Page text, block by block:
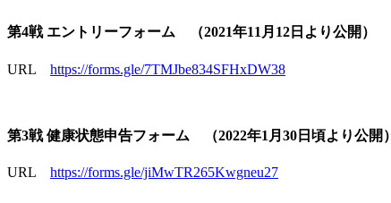
第4戦 エントリーフォーム （2021年11月12日より公開）
URL https://forms.gle/7TMJbe834SFHxDW38
第3戦 健康状態申告フォーム （2022年1月30日頃より公開）
URL https://forms.gle/jiMwTR265Kwgneu27